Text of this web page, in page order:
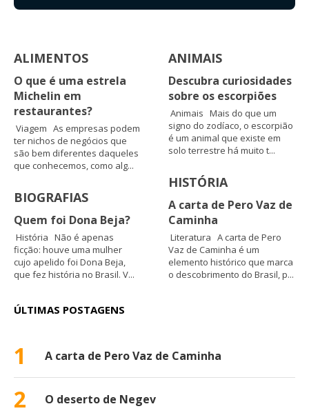
ALIMENTOS
O que é uma estrela
Michelin em
restaurantes?
Viagem As empresas podem
ter nichos de negócios que
são bem diferentes daqueles
que conhecemos, como alg...
BIOGRAFIAS
Quem foi Dona Beja?
História Não é apenas
ficção: houve uma mulher
cujo apelido foi Dona Beja,
que fez história no Brasil. V...
ANIMAIS
Descubra curiosidades
sobre os escorpiões
Animais Mais do que um
signo do zodíaco, o escorpião
é um animal que existe em
solo terrestre há muito t...
HISTÓRIA
A carta de Pero Vaz de
Caminha
Literatura A carta de Pero
Vaz de Caminha é um
elemento histórico que marca
o descobrimento do Brasil, p...
ÚLTIMAS POSTAGENS
1 A carta de Pero Vaz de Caminha
2 O deserto de Negev